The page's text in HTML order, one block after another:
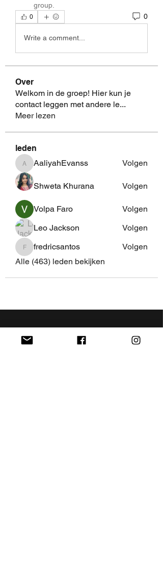
group.
0 0
Write a comment...
Over
Welkom in de groep! Hier kun je
contact leggen met andere le...
Meer lezen
leden
AaliyahEvanss
AaliyahEvanss Volgen
Shweta Khurana Volgen
Volpa Faro
Volgen
Leo Jackson
Volgen
fredricsantos
fredricsantos
Volgen
Alle (463) leden bekijken